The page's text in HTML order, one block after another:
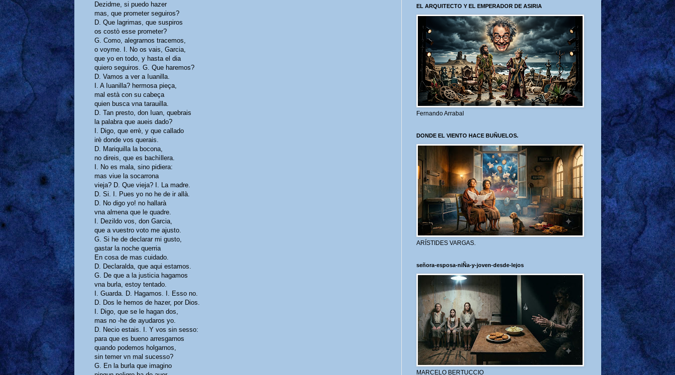
Dezidme, si puedo hazer
mas, que prometer seguiros?
D. Que lagrimas, que suspiros
os costò esse prometer?
G. Como, alegrarnos tracemos,
o voyme. I. No os vais, Garcia,
que yo en todo, y hasta el dia
quiero seguiros. G. Que haremos?
D. Vamos a ver a Iuanilla.
I. A Iuanilla? hermosa pieça,
mal està con su cabeça
quien busca vna tarauilla.
D. Tan presto, don Iuan, quebrais
la palabra que aueis dado?
I. Digo, que errè, y que callado
irè donde vos querais.
D. Mariquilla la bocona,
no direis, que es bachìllera.
I. No es mala, sino pidiera:
mas viue la socarrona
vieja? D. Que vieja? I. La madre.
D. Si. I. Pues yo no he de ir allà.
D. No digo yo! no hallarà
vna almena que le quadre.
I. Dezildo vos, don Garcia,
que a vuestro voto me ajusto.
G. Si he de declarar mi gusto,
gastar la noche querria
En cosa de mas cuidado.
D. Declaralda, que aqui estamos.
G. De que a la justicia hagamos
vna burla, estoy tentado.
I. Guarda. D. Hagamos. I. Esso no.
D. Dos le hemos de hazer, por Dios.
I. Digo, que se le hagan dos,
mas no -he de ayudaros yo.
D. Necio estais. I. Y vos sin sesso:
para que es bueno arresgarnos
quando podemos holgarnos,
sin temer vn mal sucesso?
G. En la burla que imagino
EL ARQUITECTO Y EL EMPERADOR DE ASIRIA
Fernando Arrabal
DONDE EL VIENTO HACE BUÑUELOS.
ARÍSTIDES VARGAS.
señora-esposa-niÑa-y-joven-desde-lejos
MARCELO BERTUCCIO